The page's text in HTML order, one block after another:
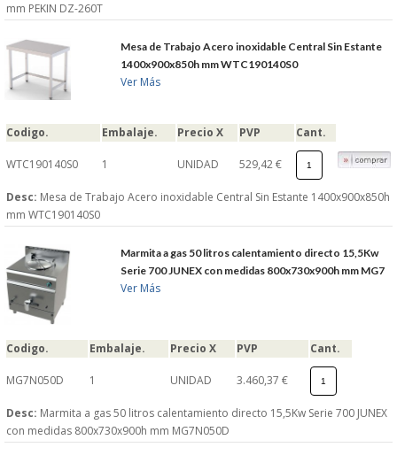
mm PEKIN DZ-260T
Mesa de Trabajo Acero inoxidable Central Sin Estante
1400x900x850h mm WTC190140S0
Ver Más
Codigo. Embalaje. Precio X PVP Cant.
WTC190140S0 1 UNIDAD 529,42 €
Desc: Mesa de Trabajo Acero inoxidable Central Sin Estante 1400x900x850h
mm WTC190140S0
Marmita a gas 50 litros calentamiento directo 15,5Kw
Serie 700 JUNEX con medidas 800x730x900h mm MG7
Ver Más
Codigo. Embalaje. Precio X PVP Cant.
MG7N050D 1 UNIDAD 3.460,37 €
Desc: Marmita a gas 50 litros calentamiento directo 15,5Kw Serie 700 JUNEX
con medidas 800x730x900h mm MG7N050D